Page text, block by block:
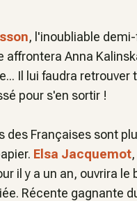
, l'inoubliable
affrontera Anna
Il lui faudra retrouver
pour s'en sortir !
des Françaises sont
Elsa Jacquemot,
il y a un an, ouvrira le
Récente gagnante